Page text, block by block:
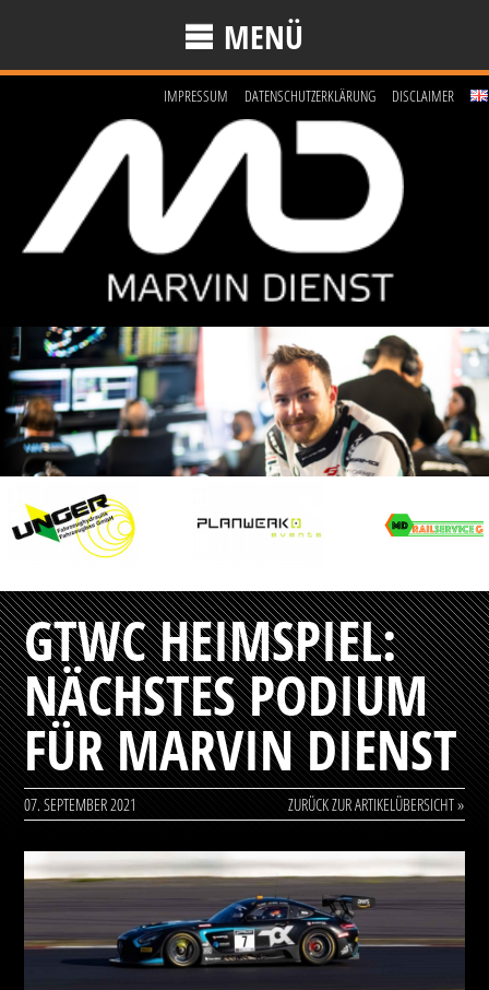
MENÜ
IMPRESSUM DATENSCHUTZERKLÄRUNG DISCLAIMER
GTWC HEIMSPIEL:
NÄCHSTES PODIUM
FÜR MARVIN DIENST
07. SEPTEMBER 2021 ZURÜCK ZUR ARTIKELÜBERSICHT »